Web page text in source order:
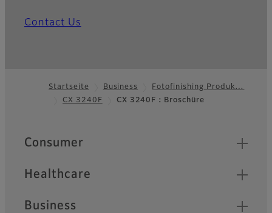
Contact Us
Startseite Business
Fotofinishing Produk…
CX 3240F
CX 3240F：Broschüre
Quick Links
Consumer
Healthcare
Business